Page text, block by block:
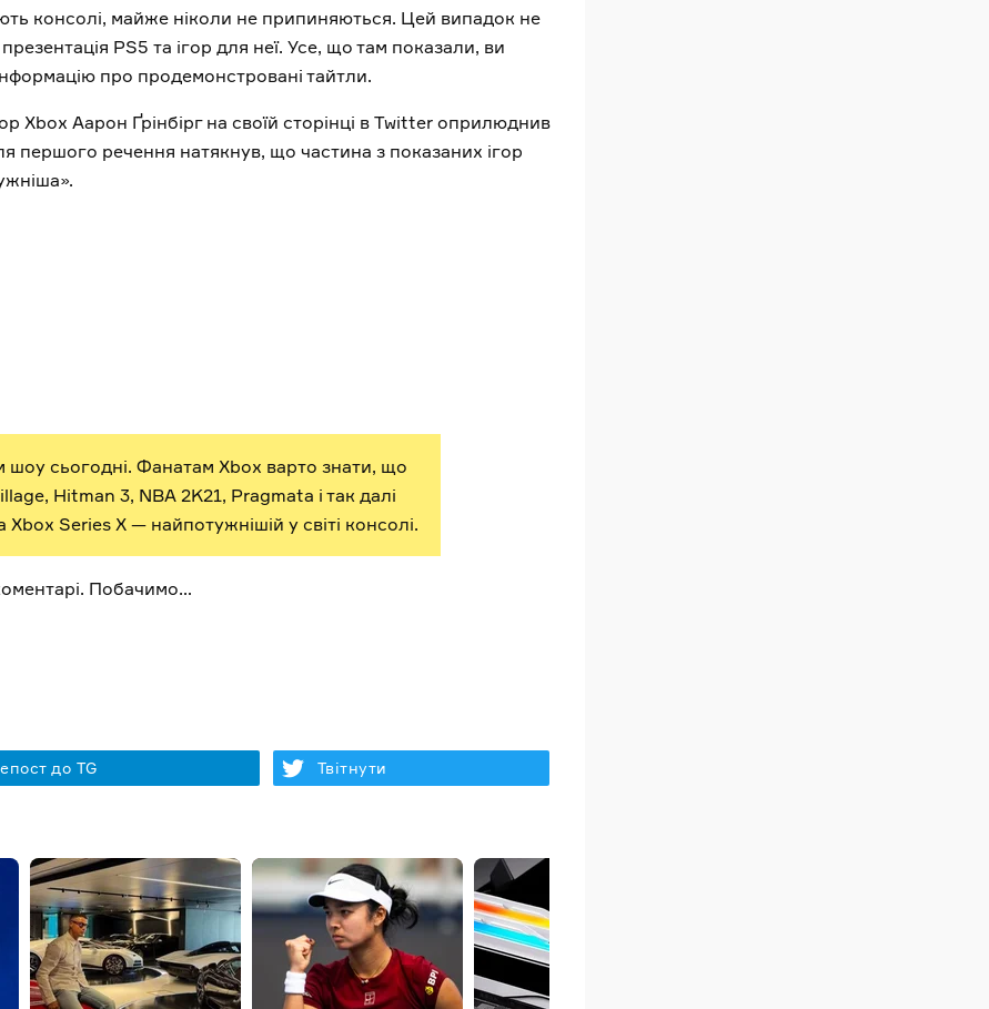
консолі, майже ніколи не припиняються. Цей випадок не
PS5 та ігор для неї. Усе, що там показали, ви
про продемонстровані тайтли.
Xbox Аарон Ґрінбірг на своїй сторінці в Twitter оприлюднив
першого речення натякнув, що частина з показаних ігор
шоу сьогодні. Фанатам Xbox варто знати, що
Hitman 3, NBA 2K21, Pragmata і так далі
Series X — найпотужнішій у світі консолі.
Побачимо…
до TG Твітнути